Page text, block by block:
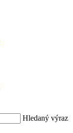
Hledaný výraz